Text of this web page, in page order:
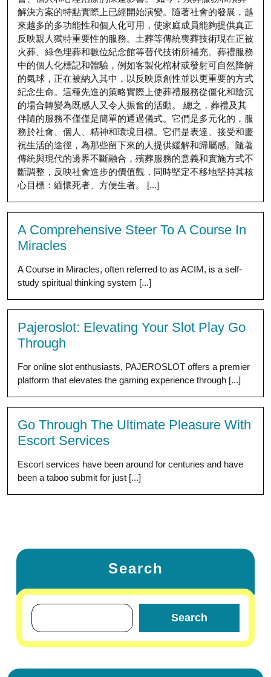
解決方案的特點實際上已經開始演變。隨著社會的發展，越
來越多的多功能性和個人化可用，使家庭成員能夠提供真正
反映親人獨特重要性的服務。土葬等傳統喪葬技術現在正被
火葬、綠色埋葬和數位紀念館等替代技術所補充。葬禮服務
中的個人化標記和體驗，例如客製化棺材或發射可自然降解
的氣球，正在被納入其中，以反映原創性並以更重要的方式
紀念生命。這種先進的策略實際上使葬禮服務從僵化和陰沉
的場合轉變為既感人又令人振奮的活動。 總之，葬禮及其
伴隨的服務不僅僅是簡單的通過儀式。它們是多元化的，服
務於社會、個人、精神和環境目標。它們是表達、接受和慶
祝生活的途徑，為那些留下來的人提供緩解和歸屬感。隨著
傳統與現代的邊界不斷融合，殯葬服務的意義和實施方式不
斷調整，反映社會進步的價值觀，同時堅定不移地堅持其核
心目標：緬懷死者、方便生者。 [...]
A Comprehensive Steer To A Course In
Miracles
A Course in Miracles, often referred to as ACIM, is a self-
study spiritual thinking system [...]
Pajeroslot: Elevating Your Slot Play Go
Through
For online slot enthusiasts, PAJEROSLOT offers a premier
platform that elevates the gaming experience through [...]
Go Through The Ultimate Pleasure With
Escort Services
Escort services have been around for centuries and have
been a taboo submit for just [...]
Search
Search